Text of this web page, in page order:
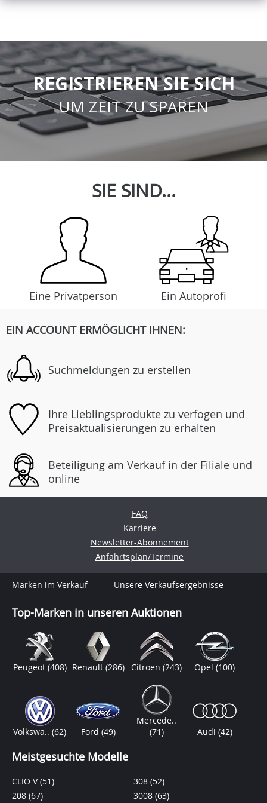
REGISTRIEREN SIE SICH
UM ZEIT ZU SPAREN
SIE SIND...
Eine Privatperson Ein Autoprofi
EIN ACCOUNT ERMÖGLICHT IHNEN:
Suchmeldungen zu erstellen
Ihre Lieblingsprodukte zu verfogen und
Preisaktualisierungen zu erhalten
Beteiligung am Verkauf in der Filiale und
online
FAQ
Karriere
Newsletter-Abonnement
Anfahrtsplan/Termine
Marken im Verkauf Unsere Verkaufsergebnisse
Top-Marken in unseren Auktionen
Peugeot (408) Renault (286) Citroen(243) Opel(100)
Volkswa..(62) Ford (49)
Mercede..
(71)
Audi (42)
Meistgesuchte Modelle
CLIO V(51)
208 (67)
308 (52)
3008 (63)